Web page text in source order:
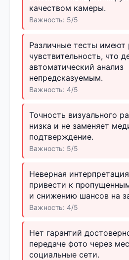
качеством камеры.
Важность: 5/5
Различные тесты имеют
чувствительность, что
автоматический анализ
непредсказуемым.
Важность: 4/5
Точность визуального
низка и не заменяет
подтверждение.
Важность: 5/5
Неверная
привести к
и снижению шансов на
Важность: 4/5
Нет гарантий
передаче фото через
социальные сети.